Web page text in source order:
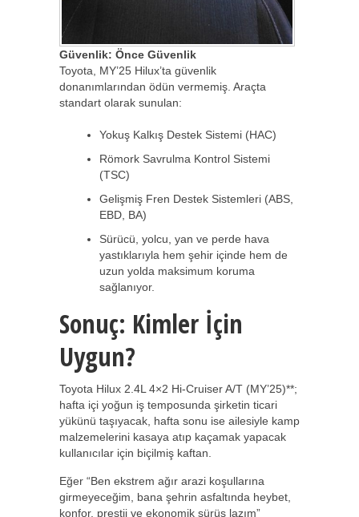
Güvenlik: Önce Güvenlik
Toyota, MY’25 Hilux’ta güvenlik
donanımlarından ödün vermemiş. Araçta
standart olarak sunulan:
Yokuş Kalkış Destek Sistemi (HAC)
Römork Savrulma Kontrol Sistemi
(TSC)
Gelişmiş Fren Destek Sistemleri (ABS,
EBD, BA)
Sürücü, yolcu, yan ve perde hava
yastıklarıyla hem şehir içinde hem de
uzun yolda maksimum koruma
sağlanıyor.
Sonuç: Kimler İçin
Uygun?
Toyota Hilux 2.4L 4×2 Hi-Cruiser A/T (MY’25)**;
hafta içi yoğun iş temposunda şirketin ticari
yükünü taşıyacak, hafta sonu ise ailesiyle kamp
malzemelerini kasaya atıp kaçamak yapacak
kullanıcılar için biçilmiş kaftan.
Eğer “Ben ekstrem ağır arazi koşullarına
girmeyeceğim, bana şehrin asfaltında heybet,
konfor, prestij ve ekonomik sürüş lazım”